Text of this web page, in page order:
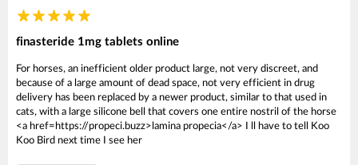
finasteride 1mg tablets online
For horses, an inefficient older product large, not very discreet, and
because of a large amount of dead space, not very efficient in drug
delivery has been replaced by a newer product, similar to that used in
cats, with a large silicone bell that covers one entire nostril of the horse
<a href=https://propeci.buzz>lamina propecia</a> I ll have to tell Koo
Koo Bird next time I see her